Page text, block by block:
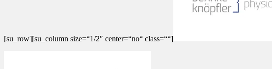
[su_row][su_column size=“1/2″ center=“no“ class=““]